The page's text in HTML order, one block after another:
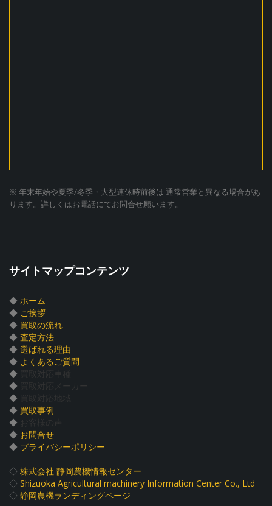
※ 年末年始や夏季/冬季・大型連休時前後は 通常営業と異なる場合があ
ります。詳しくはお電話にてお問合せ願います。
サイトマップコンテンツ
◆ ホーム
◆ ご挨拶
◆ 買取の流れ
◆ 査定方法
◆ 選ばれる理由
◆ よくあるご質問
◆
買取対応車種
◆
買取対応メーカー
◆
買取対応地域
◆ 買取事例
◆ お客様の声
◆ お問合せ
◆ プライバシーポリシー
◇ 株式会社 静岡農機情報センター
◇ Shizuoka Agricultural machinery Information Center Co., Ltd
◇ 静岡農機ランディングページ